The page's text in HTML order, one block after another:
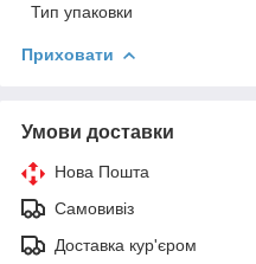
Тип упаковки
Приховати
Умови доставки
Нова Пошта
Самовивіз
Доставка кур'єром